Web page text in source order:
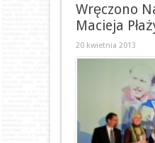
Wręczono
Macieja
20 kwietnia 2013